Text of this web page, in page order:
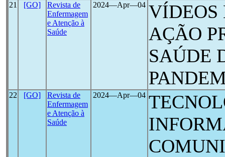
21 [GO]
Revista de
Enfermagem
e Atenção à
Saúde
2024―Apr―04 VÍDEOS
AÇÃO
SAÚDE
22 [GO]
Revista de
Enfermagem
e Atenção à
Saúde
2024―Apr―04